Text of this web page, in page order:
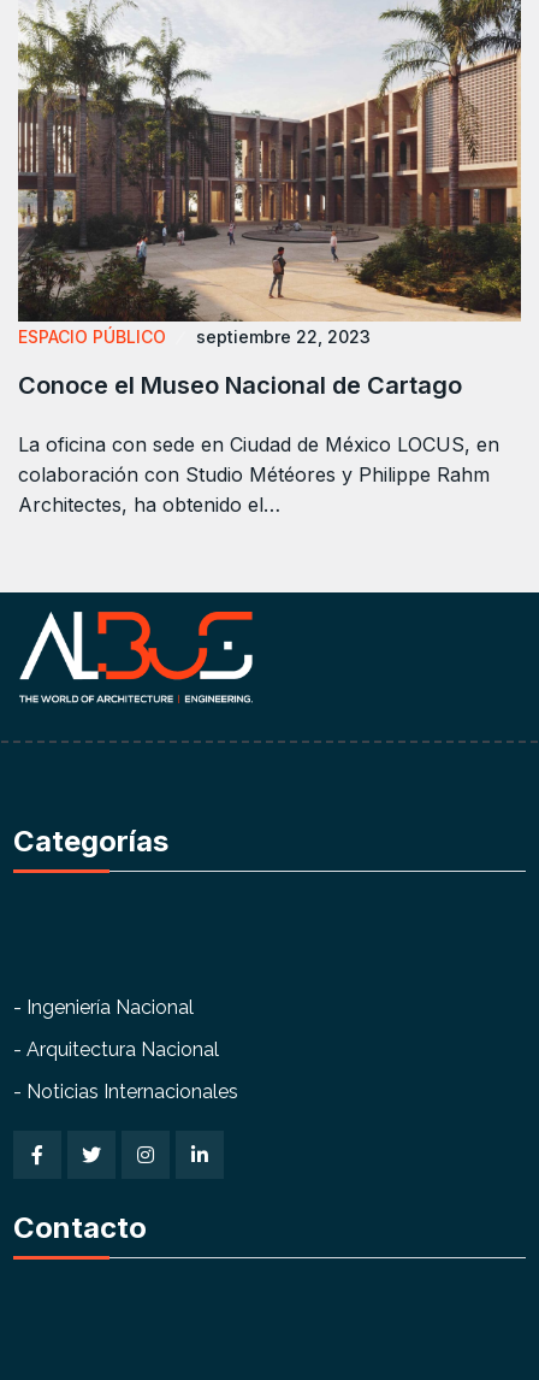
ESPACIO PÚBLICO septiembre 22, 2023
Conoce el Museo Nacional de Cartago
La oficina con sede en Ciudad de México LOCUS, en
colaboración con Studio Météores y Philippe Rahm
Architectes, ha obtenido el…
Categorías
- Ingeniería Nacional
- Arquitectura Nacional
- Noticias Internacionales
Contacto